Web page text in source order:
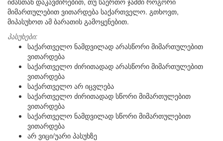
მიმართულებით ვითარდება საქართველო. გთხოვთ,
მიპასუხოთ ამ ბარათის გამოყენებით.
პასუხები:
საქართველო ნამდვილად არასწორი მიმართულებით
ვითარდება
საქართველო ძირითადად არასწორი მიმართულებით
ვითარდება
საქართველო არ იცვლება
საქართველო ძირითადად სწორი მიმართულებით
ვითარდება
საქართველო ნამდვილად სწორი მიმართულებით
ვითარდება
არ ვიცი/უარი პასუხზე